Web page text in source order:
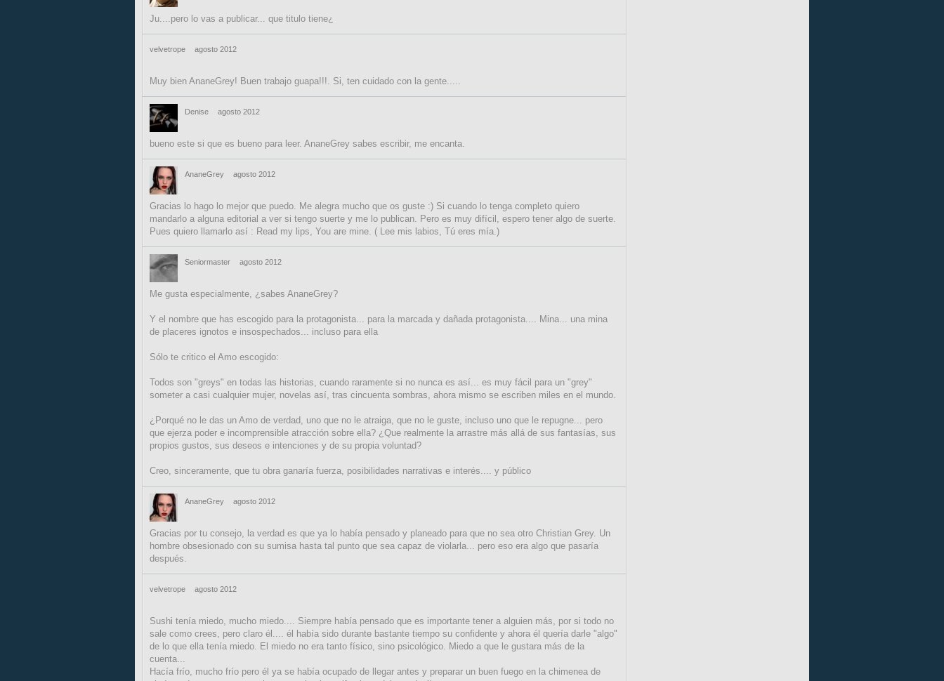
Ju....pero lo vas a publicar... que titulo tiene¿
velvetrope agosto 2012
Muy bien AnaneGrey! Buen trabajo guapa!!!. Si, ten cuidado con la gente.....
Denise agosto 2012
bueno este si que es bueno para leer. AnaneGrey sabes escribir, me encanta.
AnaneGrey agosto 2012
Gracias lo hago lo mejor que puedo. Me alegra mucho que os guste :) Si cuando lo tenga completo quiero
mandarlo a alguna editorial a ver si tengo suerte y me lo publican. Pero es muy difícil, espero tener algo de suerte.
Pues quiero llamarlo así : Read my lips, You are mine. ( Lee mis labios, Tú eres mía.)
Seniormaster agosto 2012
Me gusta especialmente, ¿sabes AnaneGrey?
Y el nombre que has escogido para la protagonista... para la marcada y dañada protagonista.... Mina... una mina
de placeres ignotos e insospechados... incluso para ella
Sólo te critico el Amo escogido:
Todos son "greys" en todas las historias, cuando raramente si no nunca es así... es muy fácil para un "grey"
someter a casi cualquier mujer, novelas así, tras cincuenta sombras, ahora mismo se escriben miles en el mundo.
¿Porqué no le das un Amo de verdad, uno que no le atraiga, que no le guste, incluso uno que le repugne... pero
que ejerza poder e incomprensible atracción sobre ella? ¿Que realmente la arrastre más allá de sus fantasías, sus
propios gustos, sus deseos e intenciones y de su propia voluntad?
Creo, sinceramente, que tu obra ganaría fuerza, posibilidades narrativas e interés.... y público
AnaneGrey agosto 2012
Gracias por tu consejo, la verdad es que ya lo había pensado y planeado para que no sea otro Christian Grey. Un
hombre obsesionado con su sumisa hasta tal punto que sea capaz de violarla... pero eso era algo que pasaría
después.
velvetrope agosto 2012
Sushi tenía miedo, mucho miedo.... Siempre había pensado que es importante tener a alguien más, por si todo no
sale como crees, pero claro él.... él había sido durante bastante tiempo su confidente y ahora él quería darle "algo"
de lo que ella tenía miedo. El miedo no era tanto físico, sino psicológico. Miedo a que le gustara más de la
cuenta...
Hacía frío, mucho frío pero él ya se había ocupado de llegar antes y preparar un buen fuego en la chimenea de